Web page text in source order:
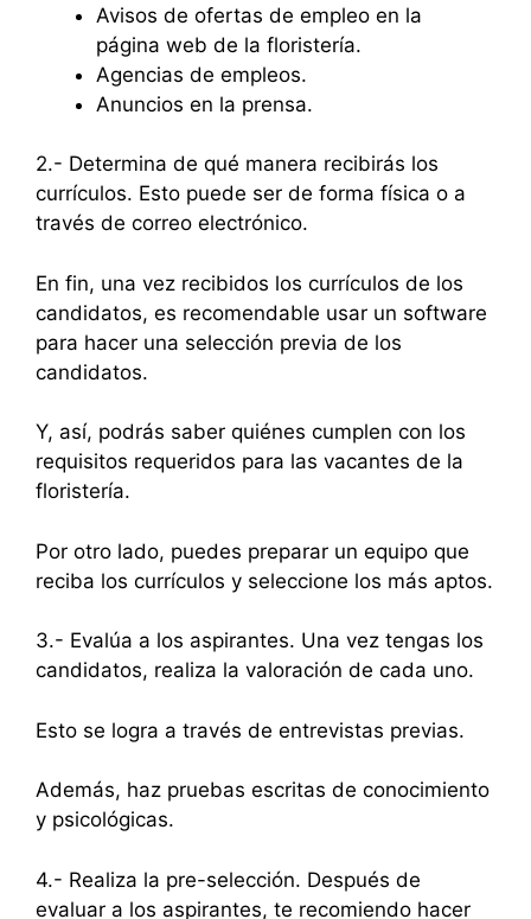
Avisos de ofertas de empleo en la
página web de la floristería.
Agencias de empleos.
Anuncios en la prensa.
2.- Determina de qué manera recibirás los
currículos. Esto puede ser de forma física o a
través de correo electrónico.
En fin, una vez recibidos los currículos de los
candidatos, es recomendable usar un software
para hacer una selección previa de los
candidatos.
Y, así, podrás saber quiénes cumplen con los
requisitos requeridos para las vacantes de la
floristería.
Por otro lado, puedes preparar un equipo que
reciba los currículos y seleccione los más aptos.
3.- Evalúa a los aspirantes. Una vez tengas los
candidatos, realiza la valoración de cada uno.
Esto se logra a través de entrevistas previas.
Además, haz pruebas escritas de conocimiento
y psicológicas.
4.- Realiza la pre-selección. Después de
evaluar a los aspirantes, te recomiendo hacer